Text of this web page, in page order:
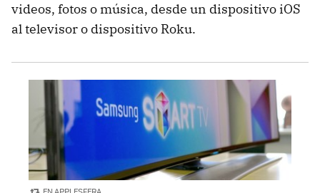
videos, fotos o música, desde un dispositivo iOS
al televisor o dispositivo Roku.